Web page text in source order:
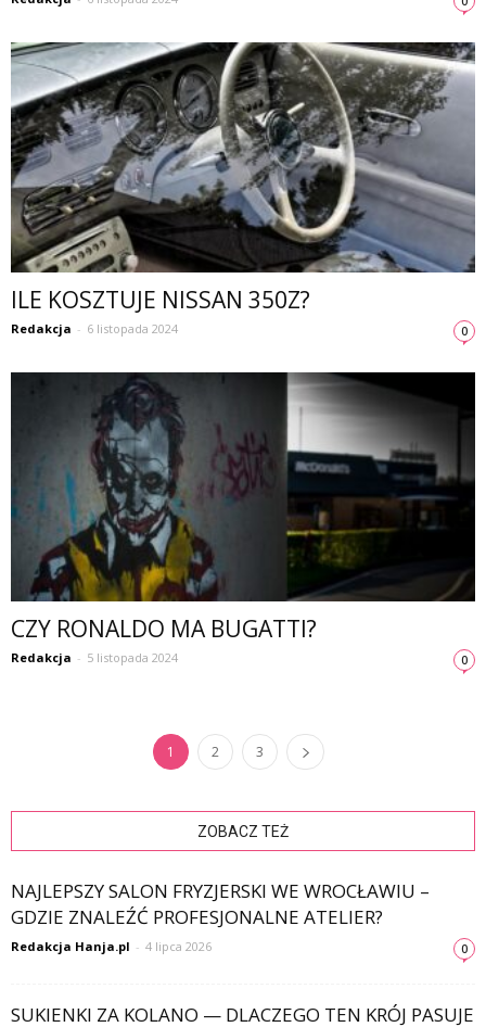
ILE KOSZTUJE NISSAN 350Z?
Redakcja - 6 listopada 2024 0
CZY RONALDO MA BUGATTI?
Redakcja - 5 listopada 2024 0
1 2 3
ZOBACZ TEŻ
NAJLEPSZY SALON FRYZJERSKI WE WROCŁAWIU –
GDZIE ZNALEŹĆ PROFESJONALNE ATELIER?
Redakcja Hanja.pl - 4 lipca 2026 0
SUKIENKI ZA KOLANO — DLACZEGO TEN KRÓJ PASUJE